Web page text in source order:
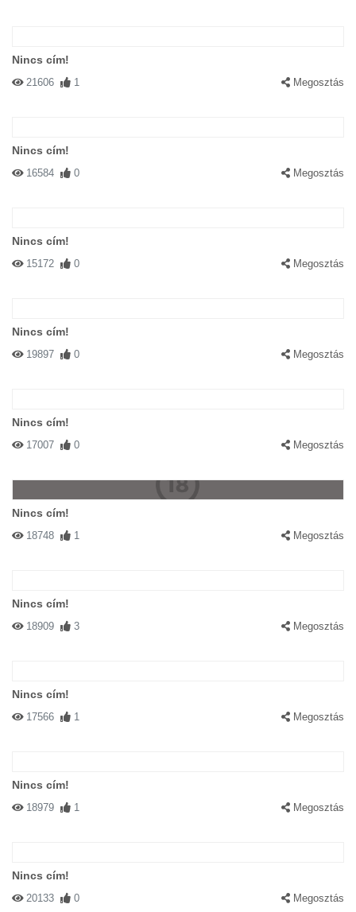
Nincs cím!
21606 1 Megosztás
Nincs cím!
16584 0 Megosztás
Nincs cím!
15172 0 Megosztás
Nincs cím!
19897 0 Megosztás
Nincs cím!
17007 0 Megosztás
Nincs cím!
18748 1 Megosztás
Nincs cím!
18909 3 Megosztás
Nincs cím!
17566 1 Megosztás
Nincs cím!
18979 1 Megosztás
Nincs cím!
20133 0 Megosztás